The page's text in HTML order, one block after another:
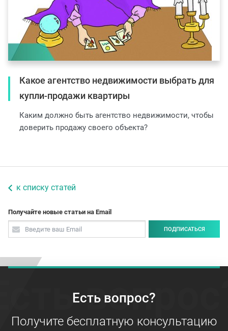
Какое агентство недвижимости выбрать для
купли-продажи квартиры
Каким должно быть агентство недвижимости, чтобы
доверить продажу своего объекта?
к списку статей
Получайте новые статьи на Email
ПОДПИСАТЬСЯ
Есть вопрос?
Получите бесплатную консультацию